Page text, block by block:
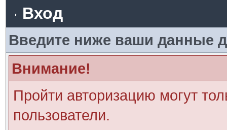
Вход
Введите ниже ваши данные
Внимание!
Пройти авторизацию могут
пользователи.